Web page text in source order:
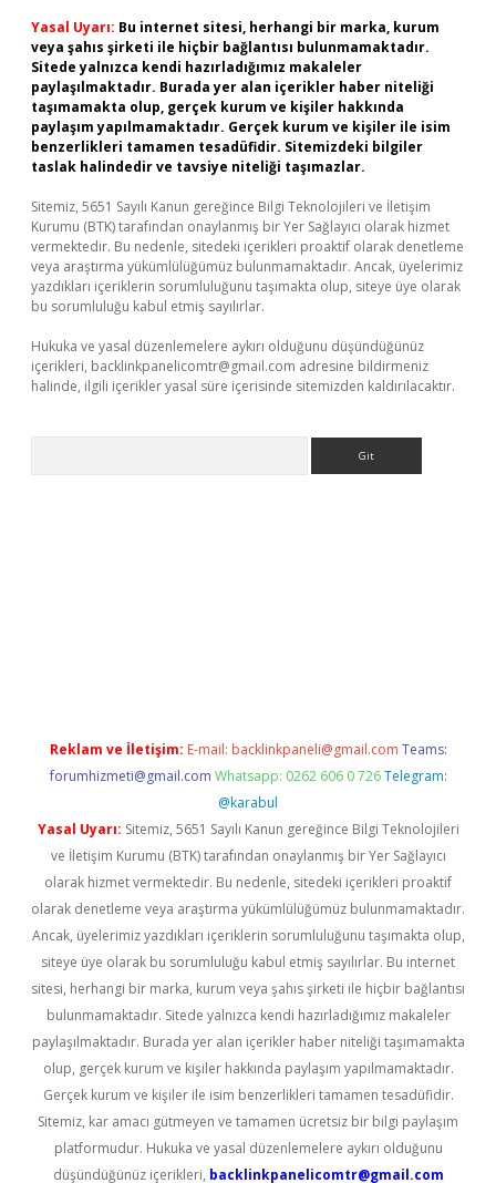
Yasal Uyarı: Bu internet sitesi, herhangi bir marka, kurum
veya şahıs şirketi ile hiçbir bağlantısı bulunmamaktadır.
Sitede yalnızca kendi hazırladığımız makaleler
paylaşılmaktadır. Burada yer alan içerikler haber niteliği
taşımamakta olup, gerçek kurum ve kişiler hakkında
paylaşım yapılmamaktadır. Gerçek kurum ve kişiler ile isim
benzerlikleri tamamen tesadüfidir. Sitemizdeki bilgiler
taslak halindedir ve tavsiye niteliği taşımazlar.
Sitemiz, 5651 Sayılı Kanun gereğince Bilgi Teknolojileri ve İletişim
Kurumu (BTK) tarafından onaylanmış bir Yer Sağlayıcı olarak hizmet
vermektedir. Bu nedenle, sitedeki içerikleri proaktif olarak denetleme
veya araştırma yükümlülüğümüz bulunmamaktadır. Ancak, üyelerimiz
yazdıkları içeriklerin sorumluluğunu taşımakta olup, siteye üye olarak
bu sorumluluğu kabul etmiş sayılırlar.
Hukuka ve yasal düzenlemelere aykırı olduğunu düşündüğünüz
içerikleri, backlinkpanelicomtr@gmail.com adresine bildirmeniz
halinde, ilgili içerikler yasal süre içerisinde sitemizden kaldırılacaktır.
Reklam ve İletişim: E-mail: backlinkpaneli@gmail.com Teams:
forumhizmeti@gmail.com Whatsapp: 0262 606 0 726 Telegram:
@karabul
Yasal Uyarı: Sitemiz, 5651 Sayılı Kanun gereğince Bilgi Teknolojileri
ve İletişim Kurumu (BTK) tarafından onaylanmış bir Yer Sağlayıcı
olarak hizmet vermektedir. Bu nedenle, sitedeki içerikleri proaktif
olarak denetleme veya araştırma yükümlülüğümüz bulunmamaktadır.
Ancak, üyelerimiz yazdıkları içeriklerin sorumluluğunu taşımakta olup,
siteye üye olarak bu sorumluluğu kabul etmiş sayılırlar. Bu internet
sitesi, herhangi bir marka, kurum veya şahıs şirketi ile hiçbir bağlantısı
bulunmamaktadır. Sitede yalnızca kendi hazırladığımız makaleler
paylaşılmaktadır. Burada yer alan içerikler haber niteliği taşımamakta
olup, gerçek kurum ve kişiler hakkında paylaşım yapılmamaktadır.
Gerçek kurum ve kişiler ile isim benzerlikleri tamamen tesadüfidir.
Sitemiz, kar amacı gütmeyen ve tamamen ücretsiz bir bilgi paylaşım
platformudur. Hukuka ve yasal düzenlemelere aykırı olduğunu
düşündüğünüz içerikleri, backlinkpanelicomtr@gmail.com